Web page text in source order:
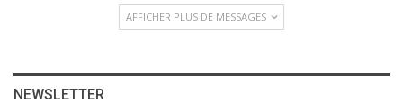
AFFICHER PLUS DE MESSAGES
NEWSLETTER